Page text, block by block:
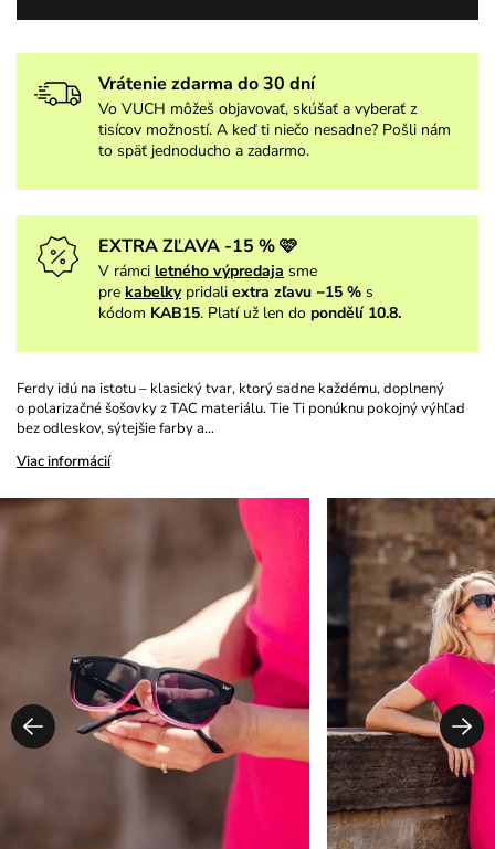
Vrátenie zdarma do 30 dní
Vo VUCH môžeš objavovať, skúšať a vyberať z
tisícov možností. A keď ti niečo nesadne? Pošli nám
to späť jednoducho a zadarmo.
EXTRA ZĽAVA -15 % 🩷
V rámci letného výpredaja sme
pre kabelky pridali extra zľavu −15 % s
kódom KAB15. Platí už len do pondělí 10.8.
Ferdy idú na istotu – klasický tvar, ktorý sadne každému, doplnený
o polarizačné šošovky z TAC materiálu. Tie Ti ponúknu pokojný výhľad
bez odleskov, sýtejšie farby a…
Viac informácií